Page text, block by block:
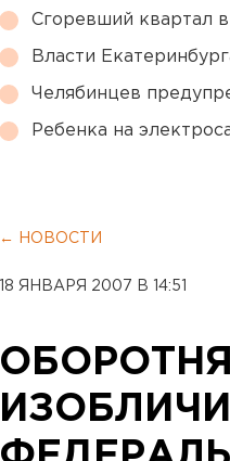
Сгоревший квартал
Власти
Челябинцев
Ребенка на
← НОВОСТИ
18 ЯНВАРЯ 2007 В 14:51